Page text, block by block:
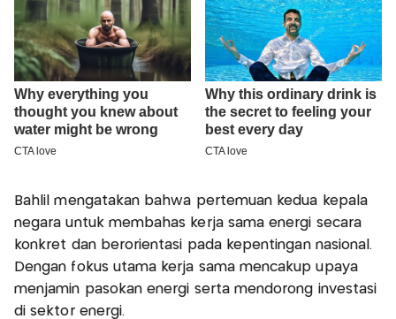
Bahlil mengatakan bahwa pertemuan kedua kepala
negara untuk membahas kerja sama energi secara
konkret dan berorientasi pada kepentingan nasional.
Dengan fokus utama kerja sama mencakup upaya
menjamin pasokan energi serta mendorong investasi
di sektor energi.